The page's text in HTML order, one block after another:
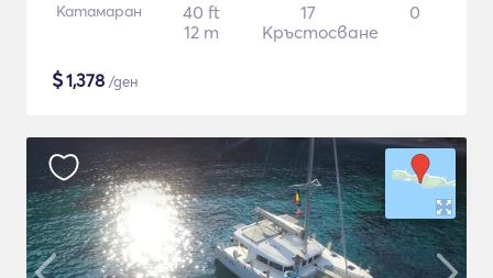
Катамаран
40 ft
12 m
17
Кръстосване
0
$1,378 /ден